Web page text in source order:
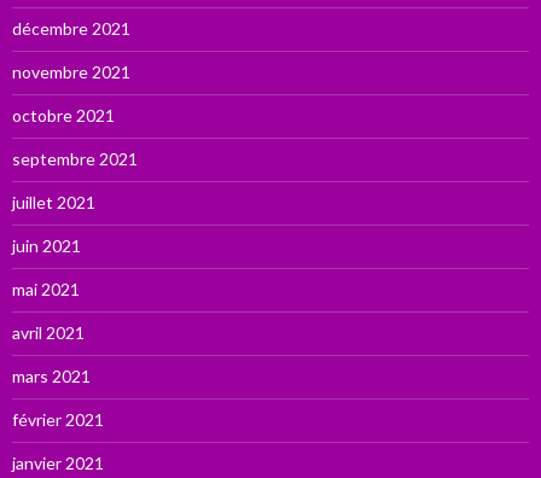
décembre 2021
novembre 2021
octobre 2021
septembre 2021
juillet 2021
juin 2021
mai 2021
avril 2021
mars 2021
février 2021
janvier 2021